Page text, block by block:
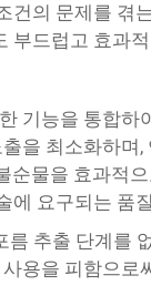
의 문제를 겪
부드럽고 효과
기능을 통합하
을 최소화하며
순물을 효과적
요구되는 품
추출 단계를
용을 피함으로